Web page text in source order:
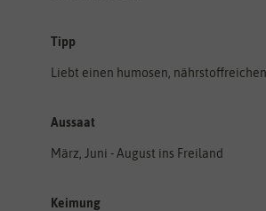
Tipp
Liebt einen humosen,
Aussaat
März, Juni - August ins Freiland
Keimung